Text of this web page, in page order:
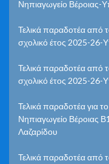
Νηπιαγωγείο Βέροιας-
Τελικά παραδοτέα από
σχολικό έτος 2025-26-
Τελικά παραδοτέα από
σχολικό έτος 2025-26-
Τελικά παραδοτέα για
Νηπιαγωγείο Βέροιας
Λαζαρίδου
Τελικά παραδοτέα από